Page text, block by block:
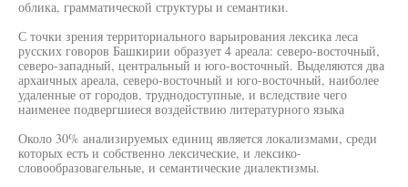
облика, грамматической структуры и семантики.
С точки зрения территориального варьирования лексика леса
русских говоров Башкирии образует 4 ареала: северо-восточный,
северо-западный, центральный и юго-восточный. Выделяются два
архаичных ареала, северо-восточный и юго-восточный, наиболее
удаленные от городов, труднодоступные, и вследствие чего
наименее подвергшиеся воздействию литературного языка
Около 30% анализируемых единиц является локализмами, среди
которых есть и собственно лексические, и лексико-
словообразовагельные, и семантические диалектизмы.